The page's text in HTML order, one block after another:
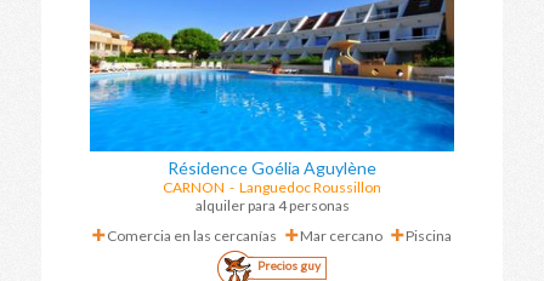
Résidence Goélia Aguylène
CARNON - Languedoc Roussillon
alquiler para 4 personas
Comercia en las cercanías
Mar cercano Piscina
Precios guy